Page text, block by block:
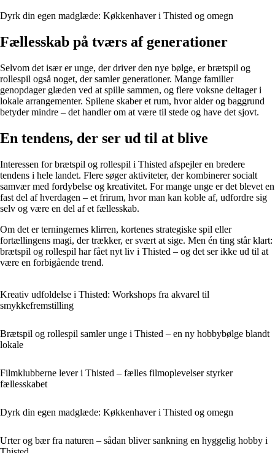
Dyrk din egen madglæde: Køkkenhaver i Thisted og omegn
Fællesskab på tværs af generationer
Selvom det især er unge, der driver den nye bølge, er brætspil og
rollespil også noget, der samler generationer. Mange familier
genopdager glæden ved at spille sammen, og flere voksne deltager i
lokale arrangementer. Spilene skaber et rum, hvor alder og baggrund
betyder mindre – det handler om at være til stede og have det sjovt.
En tendens, der ser ud til at blive
Interessen for brætspil og rollespil i Thisted afspejler en bredere
tendens i hele landet. Flere søger aktiviteter, der kombinerer socialt
samvær med fordybelse og kreativitet. For mange unge er det blevet en
fast del af hverdagen – et frirum, hvor man kan koble af, udfordre sig
selv og være en del af et fællesskab.
Om det er terningernes klirren, kortenes strategiske spil eller
fortællingens magi, der trækker, er svært at sige. Men én ting står klart:
brætspil og rollespil har fået nyt liv i Thisted – og det ser ikke ud til at
være en forbigående trend.
Kreativ udfoldelse i Thisted: Workshops fra akvarel til
smykkefremstilling
Brætspil og rollespil samler unge i Thisted – en ny hobbybølge blandt
lokale
Filmklubberne lever i Thisted – fælles filmoplevelser styrker
fællesskabet
Dyrk din egen madglæde: Køkkenhaver i Thisted og omegn
Urter og bær fra naturen – sådan bliver sankning en hyggelig hobby i